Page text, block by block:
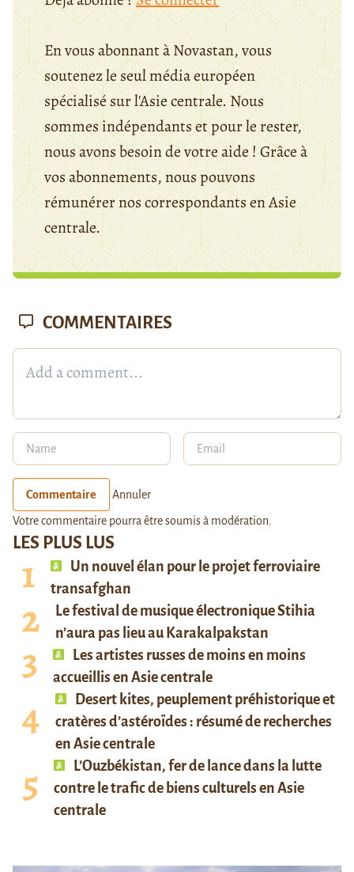
En vous abonnant à Novastan, vous
soutenez le seul média européen
spécialisé sur l'Asie centrale. Nous
sommes indépendants et pour le rester,
nous avons besoin de votre aide ! Grâce à
vos abonnements, nous pouvons
rémunérer nos correspondants en Asie
centrale.
LES PLUS LUS
Un nouvel élan pour le projet ferroviaire
transafghan
Le festival de musique électronique Stihia
n’aura pas lieu au Karakalpakstan
Les artistes russes de moins en moins
accueillis en Asie centrale
Desert kites, peuplement préhistorique et
cratères d’astéroïdes : résumé de recherches
en Asie centrale
L’Ouzbékistan, fer de lance dans la lutte
contre le trafic de biens culturels en Asie
centrale
COMMENTAIRES
Commentaire Annuler
Votre commentaire pourra être soumis à modération.